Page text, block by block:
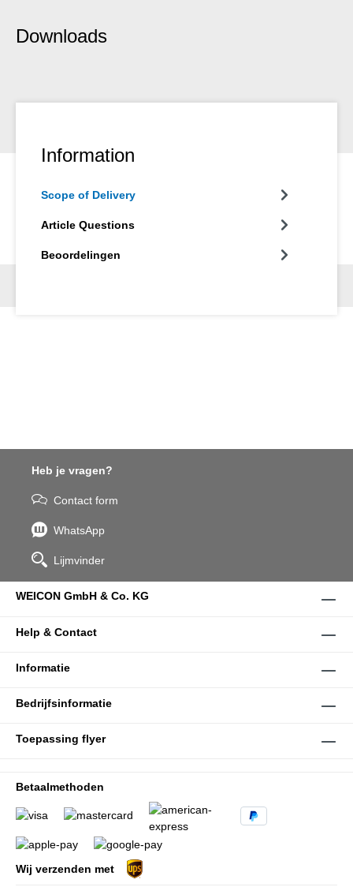
Downloads
Information
Scope of Delivery
Article Questions
Beoordelingen
Heb je vragen?
Contact form
WhatsApp
Lijmvinder
WEICON GmbH & Co. KG
Help & Contact
Informatie
Bedrijfsinformatie
Toepassing flyer
Betaalmethoden
Wij verzenden met